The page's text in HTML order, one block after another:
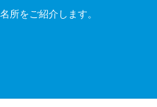
所をご紹介します。